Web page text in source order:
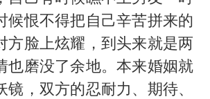
候恨不得把自己辛苦拼来的
方脸上炫耀，到头来就是两
也磨没了余地。本来婚姻就
，双方的忍耐力、期待、